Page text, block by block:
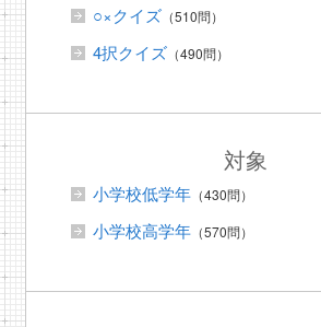
○×クイズ（510問）
4択クイズ（490問）
対象
小学校低学年（430問）
小学校高学年（570問）